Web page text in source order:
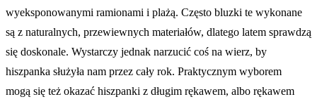
wyeksponowanymi ramionami i plażą. Często bluzki te wykonane
są z naturalnych, przewiewnych materiałów, dlatego latem sprawdzą
się doskonale. Wystarczy jednak narzucić coś na wierz, by
hiszpanka służyła nam przez cały rok. Praktycznym wyborem
mogą się też okazać hiszpanki z długim rękawem, albo rękawem